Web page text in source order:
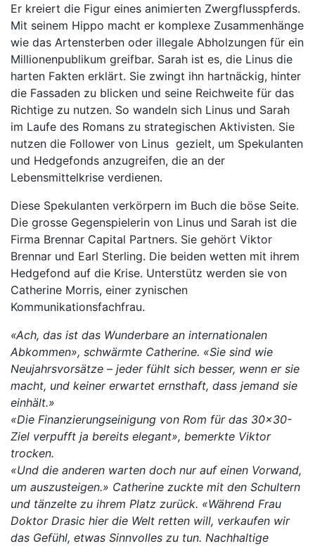
Er kreiert die Figur eines animierten Zwergflusspferds.
Mit seinem Hippo macht er komplexe Zusammenhänge
wie das Artensterben oder illegale Abholzungen für ein
Millionenpublikum greifbar. Sarah ist es, die Linus die
harten Fakten erklärt. Sie zwingt ihn hartnäckig, hinter
die Fassaden zu blicken und seine Reichweite für das
Richtige zu nutzen. So wandeln sich Linus und Sarah
im Laufe des Romans zu strategischen Aktivisten. Sie
nutzen die Follower von Linus gezielt, um Spekulanten
und Hedgefonds anzugreifen, die an der
Lebensmittelkrise verdienen.
Diese Spekulanten verkörpern im Buch die böse Seite.
Die grosse Gegenspielerin von Linus und Sarah ist die
Firma Brennar Capital Partners. Sie gehört Viktor
Brennar und Earl Sterling. Die beiden wetten mit ihrem
Hedgefond auf die Krise. Unterstütz werden sie von
Catherine Morris, einer zynischen
Kommunikationsfachfrau.
«Ach, das ist das Wunderbare an internationalen
Abkommen», schwärmte Catherine. «Sie sind wie
Neujahrsvorsätze – jeder fühlt sich besser, wenn er sie
macht, und keiner erwartet ernsthaft, dass jemand sie
einhält.»
«Die Finanzierungseinigung von Rom für das 30×30-
Ziel verpufft ja bereits elegant», bemerkte Viktor
trocken.
«Und die anderen warten doch nur auf einen Vorwand,
um auszusteigen.» Catherine zuckte mit den Schultern
und tänzelte zu ihrem Platz zurück. «Während Frau
Doktor Drasic hier die Welt retten will, verkaufen wir
das Gefühl, etwas Sinnvolles zu tun. Nachhaltige